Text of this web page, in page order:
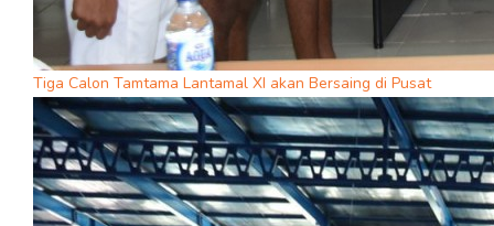
Tiga Calon Tamtama Lantamal XI akan Bersaing di Pusat